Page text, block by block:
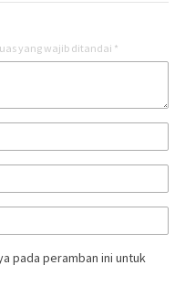
yang wajib ditandai *
pada peramban ini untuk